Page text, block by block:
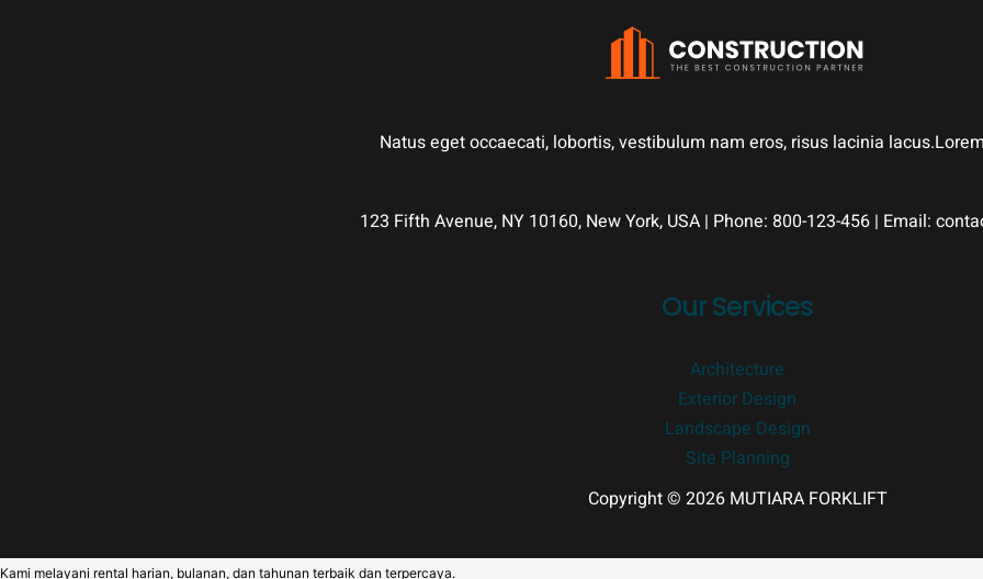
Natus eget occaecati, lobortis, vestibulum nam eros, risus lacinia
123 Fifth Avenue, NY 10160, New York, USA | Phone: 800-123-456 | Email:
Our Services
Architecture
Exterior Design
Landscape Design
Site Planning
Copyright © 2026 MUTIARA FORKLIFT
Kami melayani rental harian, bulanan, dan tahunan terbaik dan terpercaya.